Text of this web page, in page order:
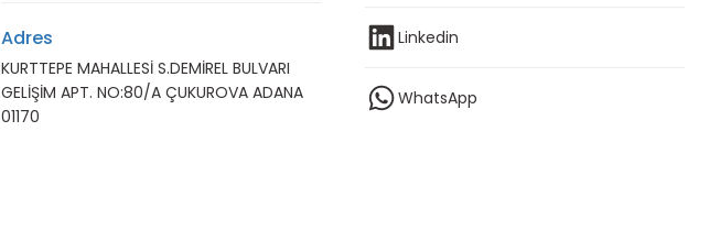
Adres
KURTTEPE MAHALLESİ S.DEMİREL BULVARI
GELİŞİM APT. NO:80/A ÇUKUROVA ADANA
01170
Linkedin
WhatsApp